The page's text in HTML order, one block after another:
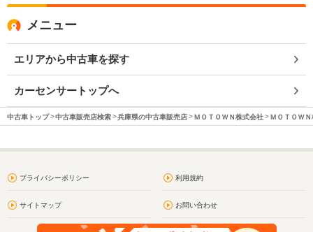
メニュー
エリアから中古車を探す
カーセンサートップへ
中古車トップ 中古車販売店検索 兵庫県の中古車販売店 ＭＯＴＯＷＮ株式会社 ＭＯＴＯＷ
プライバシーポリシー 利用規約
サイトマップ お問い合わせ